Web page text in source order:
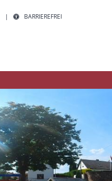
BARRIEREFREI